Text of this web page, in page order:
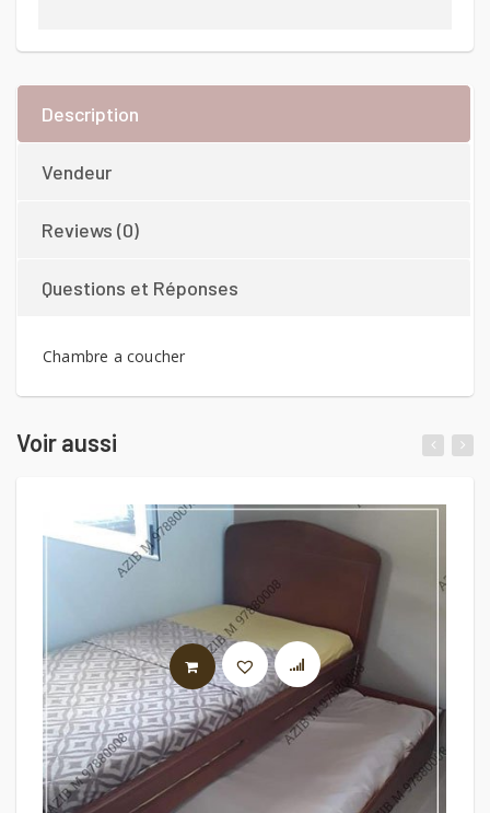
Description
Vendeur
Reviews (0)
Questions et Réponses
Chambre a coucher
Voir aussi
LIRE LA SUITE